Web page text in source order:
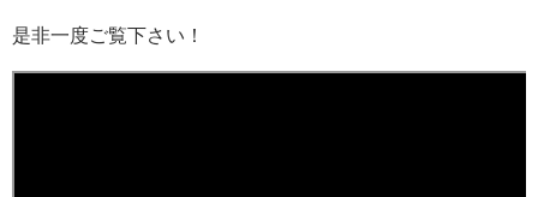
是非一度ご覧下さい！